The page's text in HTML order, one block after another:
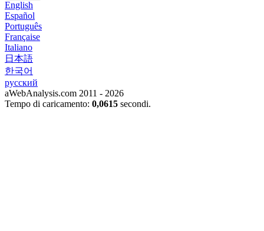
English
Español
Português
Française
Italiano
日本語
한국어
русский
aWebAnalysis.com 2011 - 2026
Tempo di caricamento: 0,0615 secondi.